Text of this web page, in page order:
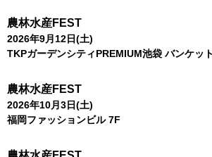
農林水産FEST
2026年9月12日(土)
TKPガーデンシティPREMIUM池袋 バンケッ
農林水産FEST
2026年10月3日(土)
福岡ファッションビル 7F